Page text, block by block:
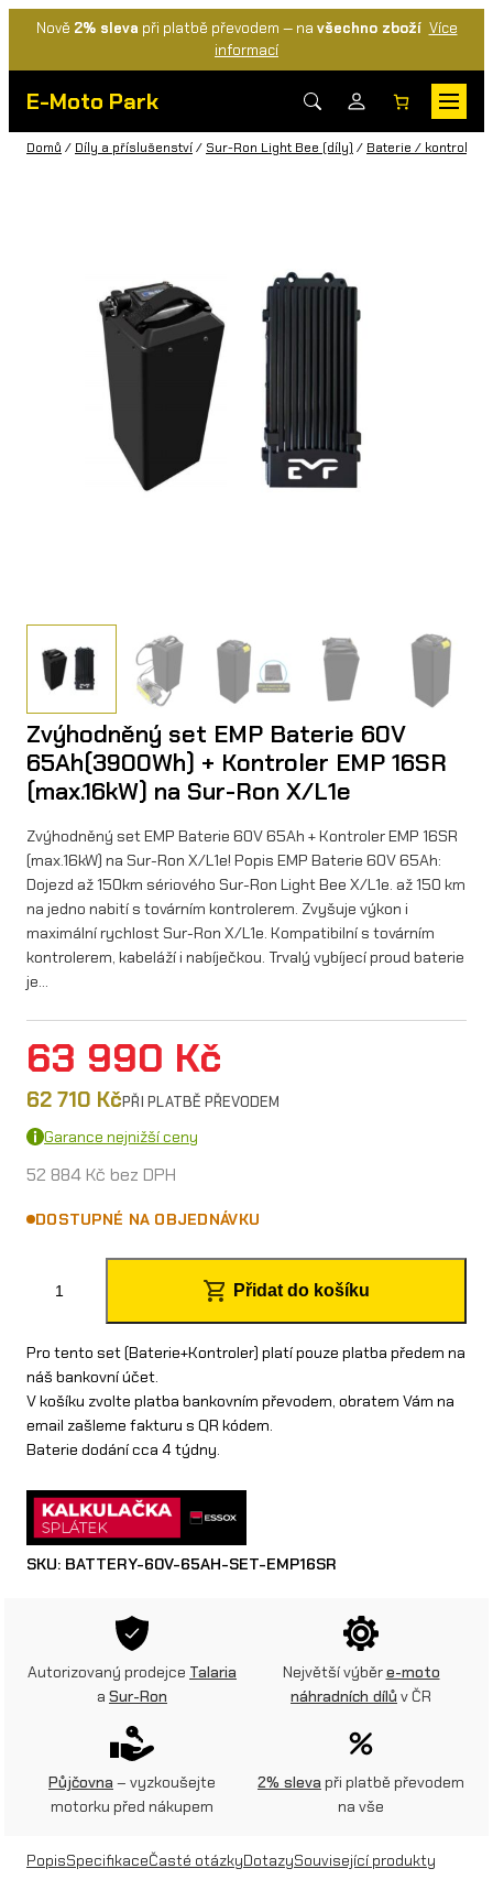
Nově 2% sleva při platbě převodem — na všechno zboží Více
informací
E-Moto Park
Domů / Díly a příslušenství/ Sur-Ron Light Bee (díly) / Baterie /
Zvýhodněný set EMP Baterie 60V
65Ah(3900Wh) + Kontroler EMP 16SR
(max.16kW) na Sur-Ron X/L1e
Zvýhodněný set EMP Baterie 60V 65Ah + Kontroler EMP 16SR
(max.16kW) na Sur-Ron X/L1e! Popis EMP Baterie 60V 65Ah:
Dojezd až 150km sériového Sur-Ron Light Bee X/L1e. až 150 km
na jedno nabití s továrním kontrolerem. Zvyšuje výkon i
maximální rychlost Sur-Ron X/L1e. Kompatibilní s továrním
kontrolerem, kabeláží i nabíječkou. Trvalý vybíjecí proud baterie
je…
63 990 Kč
62 710 KčPŘI PLATBĚ PŘEVODEM
Garance nejnižší ceny
52 884 Kč bez DPH
DOSTUPNÉ NA OBJEDNÁVKU
ý
h
o
n
ě
n
Přidat do košíku
Pro tento set (Baterie+Kontroler) platí pouze platba předem na
náš bankovní účet.
V košíku zvolte platba bankovním převodem, obratem Vám na
email zašleme fakturu s QR kódem.
Baterie dodání cca 4 týdny.
SKU: BATTERY-60V-65AH-SET-EMP16SR
Autorizovaný prodejce Talaria
a Sur-Ron
Největší výběre-moto
náhradních dílů v ČR
Půjčovna – vyzkoušejte
motorku před nákupem
2% sleva při platbě převodem
na vše
PopisSpecifikaceČasté otázkyDotazySouvisející produkty